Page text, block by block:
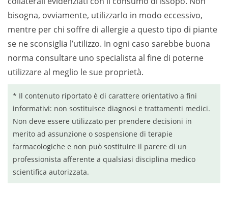
bisogna, ovviamente, utilizzarlo in modo eccessivo,
mentre per chi soffre di allergie a questo tipo di piante
se ne sconsiglia l’utilizzo. In ogni caso sarebbe buona
norma consultare uno specialista al fine di poterne
utilizzare al meglio le sue proprietà.
* Il contenuto riportato è di carattere orientativo a fini
informativi: non sostituisce diagnosi e trattamenti medici.
Non deve essere utilizzato per prendere decisioni in
merito ad assunzione o sospensione di terapie
farmacologiche e non può sostituire il parere di un
professionista afferente a qualsiasi disciplina medico
scientifica autorizzata.